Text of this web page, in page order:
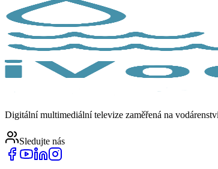
Digitální multimediální televize zaměřená na
Sledujte nás